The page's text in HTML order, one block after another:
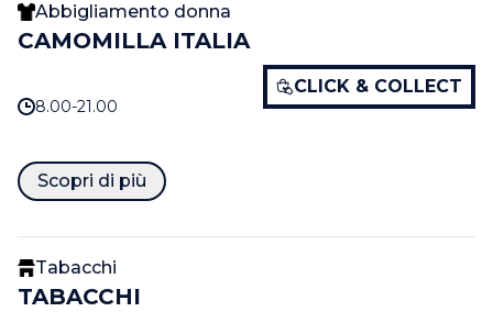
Abbigliamento donna
CAMOMILLA ITALIA
CLICK & COLLECT
8.00-21.00
Scopri di più
Tabacchi
TABACCHI